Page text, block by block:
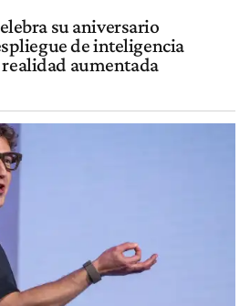
su aniversario
de inteligencia
aumentada